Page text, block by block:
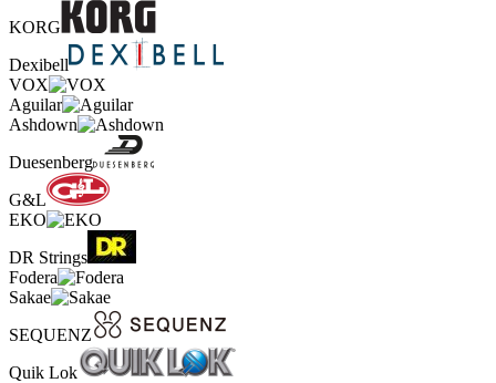
KORG
Dexibell
VOX
Aguilar
Ashdown
Duesenberg
G&L
EKO
DR Strings
Fodera
Sakae
SEQUENZ
Quik Lok